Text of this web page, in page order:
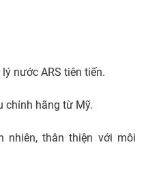
nước ARS tiên tiến.
chính hãng từ Mỹ.
nhiên, thân thiện với môi